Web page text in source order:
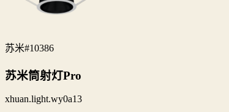
苏米#10386
苏米筒射灯Pro
xhuan.light.wy0a13